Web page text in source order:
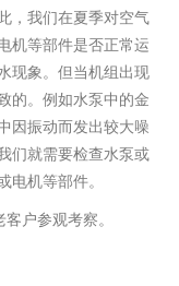
，我们在夏季对空气
机等部件是否正常运
现象。但当机组出现
的。例如水泵中的金
因振动而发出较大噪
们就需要检查水泵或
电机等部件。
户参观考察。